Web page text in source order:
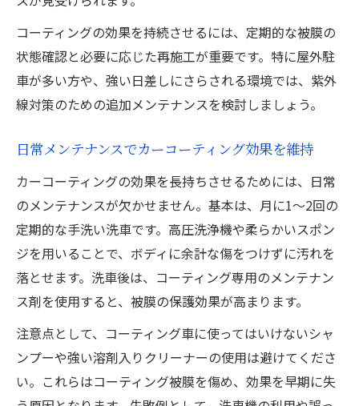
コーティングの効果を持続させるには、定期的な被膜の
状態確認と必要に応じた再施工が重要です。特に屋外駐
車が多い方や、強い日差しにさらされる環境では、紫外
線対策のための追加メンテナンスを検討しましょう。
日常メンテナンスでカーコーティング効果を維持
カーコーティングの効果を長持ちさせるためには、日常
のメンテナンスが欠かせません。基本は、月に1～2回の
定期的な手洗い洗車です。高圧洗浄機や柔らかいスポン
ジを用いることで、ボディに余計な傷をつけずに汚れを
落とせます。洗車後は、コーティング専用のメンテナン
ス剤を使用すると、被膜の保護効果が高まります。
注意点として、コーティング車に使ってはいけないシャ
ンプーや強い溶剤入りクリーナーの使用は避けてくださ
い。これらはコーティング被膜を傷め、効果を早期に失